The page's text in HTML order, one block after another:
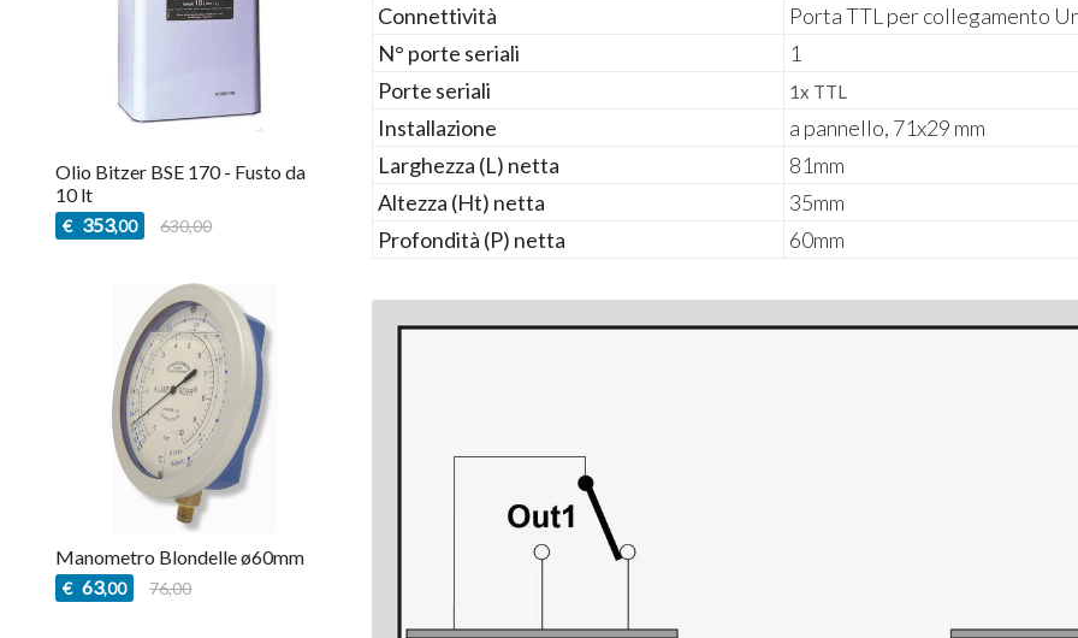
Connettività
Porta TTL per collegamento
N° porte seriali
1
Porte seriali
1x TTL
Installazione
a pannello, 71x29 mm
Larghezza (L) netta
81mm
Altezza (Ht) netta
35mm
Profondità (P) netta
60mm
Olio Bitzer BSE 170 - Fusto da
10 lt
€ 353,00 630,00
Manometro Blondelle ø60mm
€ 63,00 76,00